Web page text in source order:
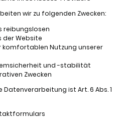
wir zu folgenden Zwecken:
reibungslosen
Website
komfortablen Nutzung unserer
und -stabilität
Zwecken
ist Art. 6 Abs. 1